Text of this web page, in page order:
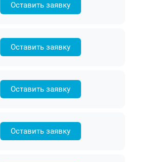
Оставить заявку
Оставить заявку
Оставить заявку
Оставить заявку